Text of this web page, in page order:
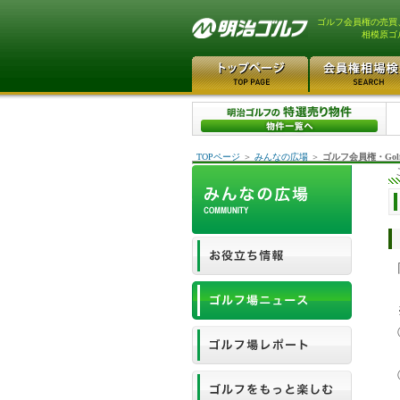
ゴルフ会員権の売
相模原ゴ
TOPページ ＞ みんなの広場 ＞ ゴルフ会員権・